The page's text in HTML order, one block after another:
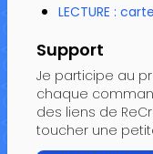
LECTURE :
Support
Je participe au
chaque
des liens de
toucher une